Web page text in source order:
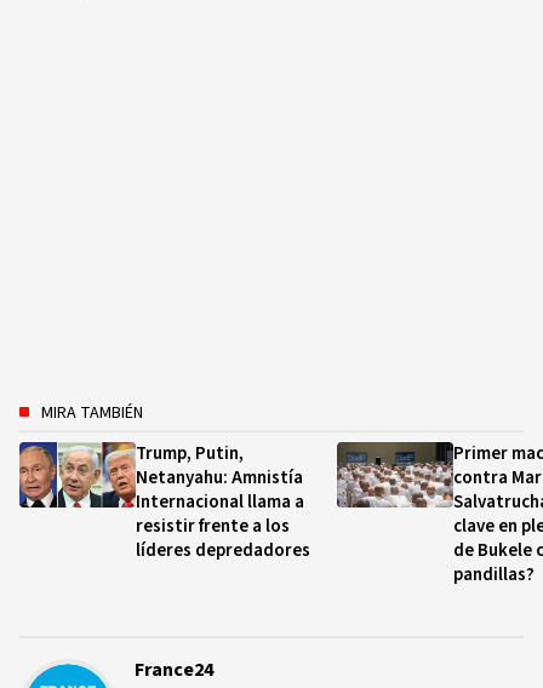
MIRA TAMBIÉN
Trump, Putin,
Netanyahu: Amnistía
Internacional llama a
resistir frente a los
líderes depredadores
Primer
contra
clave en
de Bukele
pandillas?
France24